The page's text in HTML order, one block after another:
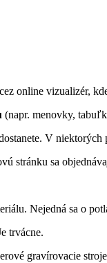
online vizualizér,
(napr. menovky,
V
stránku sa
Nejedná sa o
trvácne.
gravírovacie